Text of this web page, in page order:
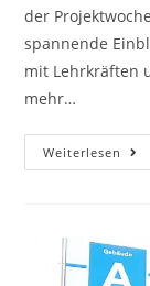
der
spannende
mit Lehrkräften
mehr…
Weiterlesen